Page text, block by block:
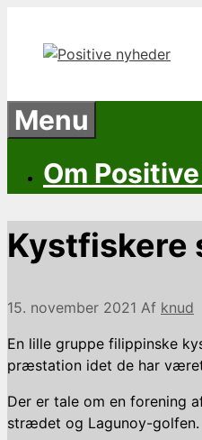
indhold
Menu
Om
Kystfiskere
15. november 2021 Af knud
En lille gruppe filippinske
præstation idet de har
Der er tale om en forening
strædet og Lagunoy-golfen.